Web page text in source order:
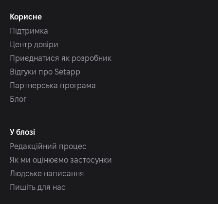
Корисне
Підтримка
Центр довіри
Приєднатися як розробник
Відгуки про Setapp
Партнерська програма
Блог
У блозі
Редакційний процес
Як ми оцінюємо застосунки
Людське написання
Пишіть для нас